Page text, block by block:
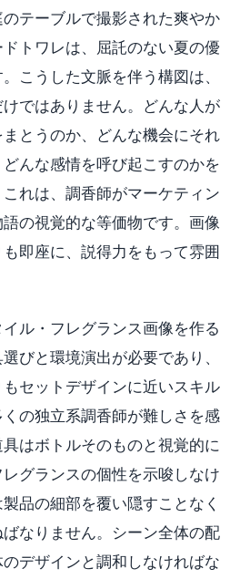
テーブルで撮影された爽やか
トワレは、屈託のない夏の優
こうした文脈を伴う構図は、
ではありません。どんな人が
とうのか、どんな機会にそれ
んな感情を呼び起こすのかを
れは、調香師がマーケティン
の視覚的な等価物です。画像
即座に、説得力をもって雰囲
ル・フレグランス画像を作る
びと環境演出が必要であり、
セットデザインに近いスキル
の独立系調香師が難しさを感
はボトルそのものと視覚的に
グランスの個性を示唆しなけ
品の細部を覆い隠すことなく
なりません。シーン全体の配
デザインと調和しなければな